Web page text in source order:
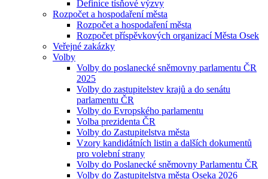
Definice tísňové výzvy
Rozpočet a hospodaření města
Rozpočet a hospodaření města
Rozpočet příspěvkových organizací Města Osek
Veřejné zakázky
Volby
Volby do poslanecké sněmovny parlamentu ČR
2025
Volby do zastupitelstev krajů a do senátu
parlamentu ČR
Volby do Evropského parlamentu
Volba prezidenta ČR
Volby do Zastupitelstva města
Vzory kandidátních listin a dalších dokumentů
pro volební strany
Volby do Poslanecké sněmovny Parlamentu ČR
Volby do Zastupitelstva města Oseka 2026